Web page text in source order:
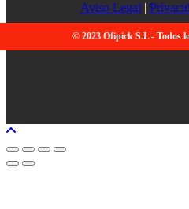
Aviso Legal |
© 2023 Ofipick S.L - Todos